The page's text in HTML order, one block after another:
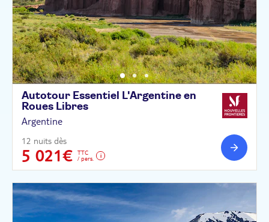
Autotour Essentiel L'Argentine en
Roues Libres
Argentine
12 nuits dès
5 021€
TTC
/ pers.